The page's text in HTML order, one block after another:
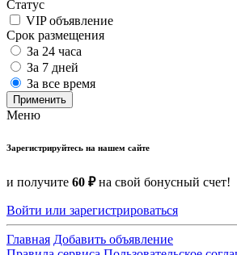
Статус
VIP объявление
Срок размещения
За 24 часа
За 7 дней
За все время
Применить
Меню
Зарегистрируйтесь на нашем сайте
и получите 60 ₽на свой бонусный счет!
Войти или зарегистрироваться
Главная Добавить объявление